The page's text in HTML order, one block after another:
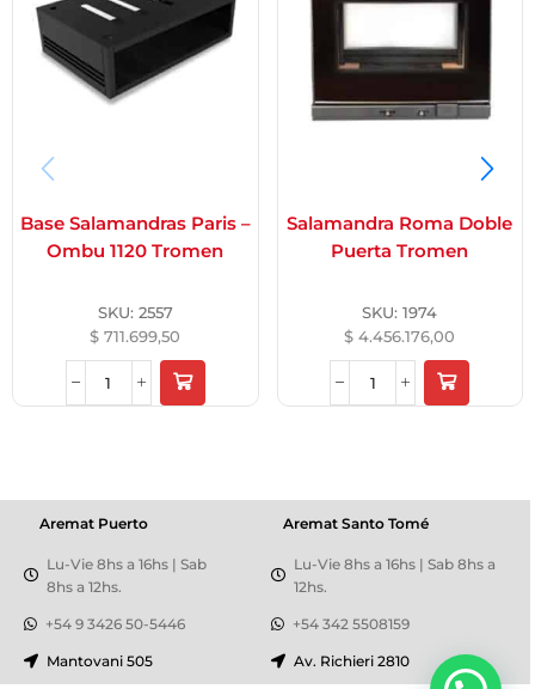
Base Salamandras Paris –
Ombu 1120 Tromen
SKU: 2557
$ 711.699,50
Salamandra Roma Doble
Puerta Tromen
SKU:1974
$ 4.456.176,00
Aremat Santo Tomé
Lu-Vie 8hs a 16hs | Sab 8hs a
12hs.
+54 342 5508159
Av. Richieri 2810
Aremat Puerto
Lu-Vie 8hs a 16hs | Sab
8hs a 12hs.
+54 9 3426 50-5446
Mantovani 505